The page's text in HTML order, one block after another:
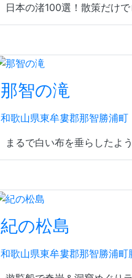
日本の渚100選！散策だけ
那智の滝
和歌山県東牟婁郡那智勝浦町
まるで白い布を垂らしたよ
紀の松島
和歌山県東牟婁郡那智勝浦